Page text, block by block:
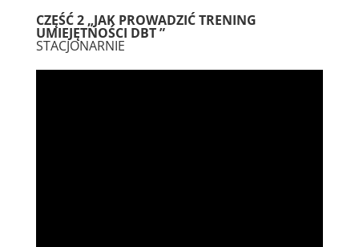
CZĘŚĆ 2 „JAK PROWADZIĆ TRENING
UMIEJĘTNOŚCI DBT ”
STACJONARNIE